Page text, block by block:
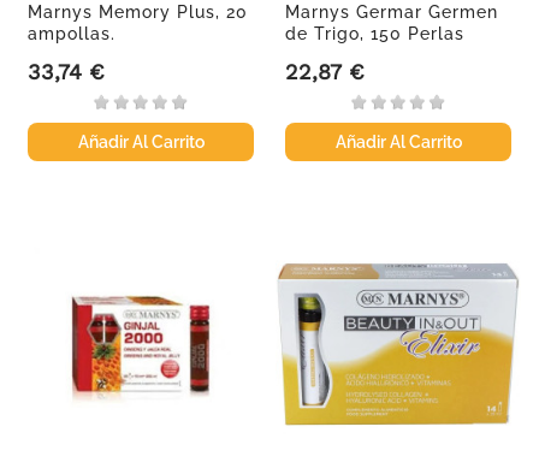
Marnys Memory Plus, 20
ampollas.
Precio
33,74 €
Añadir Al Carrito
Marnys Germar Germen
de Trigo, 150 Perlas
Precio
22,87 €
Añadir Al Carrito